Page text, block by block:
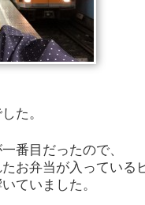
た。
番目だったので、
お弁当が入っている
ていました。